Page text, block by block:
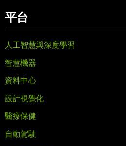
平台
人工智慧與深度學習
智慧機器
資料中心
設計視覺化
醫療保健
自動駕駛